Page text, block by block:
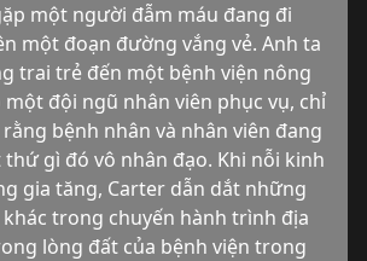
một người đẫm máu đang đi
một đoạn đường vắng vẻ. Anh ta
trai trẻ đến một bệnh viện nông
đội ngũ nhân viên phục vụ, chỉ
bệnh nhân và nhân viên đang
gì đó vô nhân đạo. Khi nỗi kinh
gia tăng, Carter dẫn dắt những
trong chuyến hành trình địa
lòng đất của bệnh viện trong